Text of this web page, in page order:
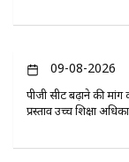
09-08-2026
पीजी सीट बढ़ाने की
प्रस्ताव उच्च शिक्षा